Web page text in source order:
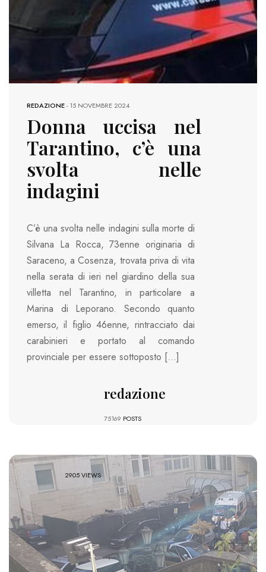
REDAZIONE-15 NOVEMBRE 2024
Donna uccisa nel
Tarantino, c’è una
svolta nelle
indagini
C’è una svolta nelle indagini sulla morte di
Silvana La Rocca, 73enne originaria di
Saraceno, a Cosenza, trovata priva di vita
nella serata di ieri nel giardino della sua
villetta nel Tarantino, in particolare a
Marina di Leporano. Secondo quanto
emerso, il figlio 46enne, rintracciato dai
carabinieri e portato al comando
provinciale per essere sottoposto […]
redazione
75169 POSTS
2905 VIEWS